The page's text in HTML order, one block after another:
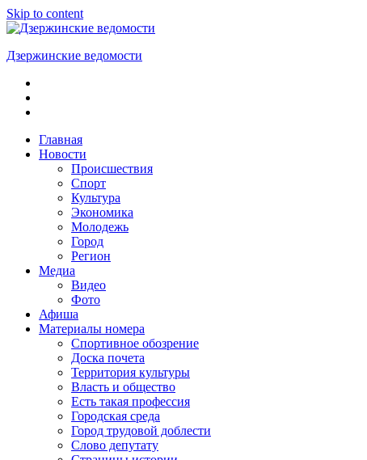
Skip to content
Дзержинские ведомости
ОБЩЕСТВЕННО-
ПОЛИТИЧЕСКАЯ
ГАЗЕТАГлавная
Новости
Происшествия
Спорт
Культура
Экономика
Молодежь
Город
Регион
Медиа
Видео
Фото
Афиша
Материалы номера
Спортивное обозрение
Доска почета
Территория культуры
Власть и общество
Есть такая профессия
Городская среда
Город трудовой доблести
Слово депутату